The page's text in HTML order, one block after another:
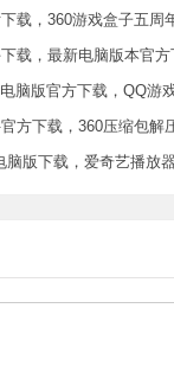
载，360游戏盒子五周
载，最新电脑版本官
脑版官方下载，QQ游
方下载，360压缩包解
脑版下载，爱奇艺播放